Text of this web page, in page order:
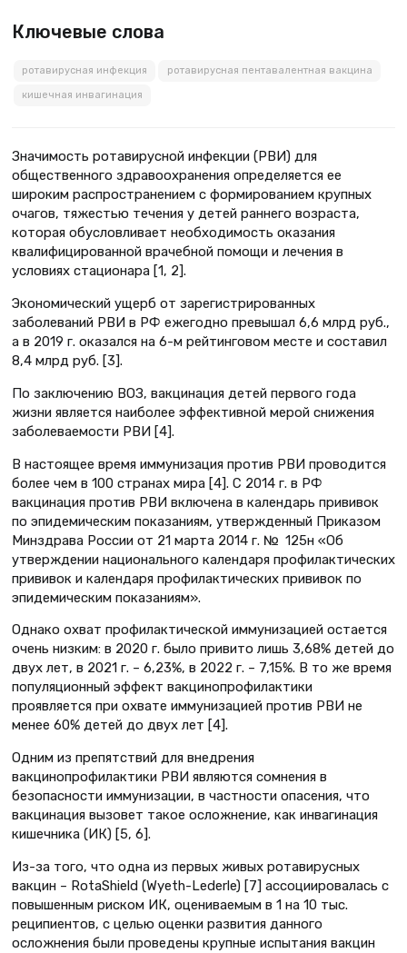
Ключевые слова
ротавирусная инфекция ротавирусная пентавалентная вакцина
кишечная инвагинация
Значимость ротавирусной инфекции (РВИ) для
общественного здравоохранения определяется ее
широким распространением с формированием крупных
очагов, тяжестью течения у детей раннего возраста,
которая обусловливает необходимость оказания
квалифицированной врачебной помощи и лечения в
условиях стационара [1, 2].
Экономический ущерб от зарегистрированных
заболеваний РВИ в РФ ежегодно превышал 6,6 млрд руб.,
а в 2019 г. оказался на 6-м рейтинговом месте и составил
8,4 млрд руб. [3].
По заключению ВОЗ, вакцинация детей первого года
жизни является наиболее эффективной мерой снижения
заболеваемости РВИ [4].
В настоящее время иммунизация против РВИ проводится
более чем в 100 странах мира [4]. С 2014 г. в РФ
вакцинация против РВИ включена в календарь прививок
по эпидемическим показаниям, утвержденный Приказом
Минздрава России от 21 марта 2014 г. № 125н «Об
утверждении национального календаря профилактических
прививок и календаря профилактических прививок по
эпидемическим показаниям».
Однако охват профилактической иммунизацией остается
очень низким: в 2020 г. было привито лишь 3,68% детей до
двух лет, в 2021 г. – 6,23%, в 2022 г. – 7,15%. В то же время
популяционный эффект вакцинопрофилактики
проявляется при охвате иммунизацией против РВИ не
менее 60% детей до двух лет [4].
Одним из препятствий для внедрения
вакцинопрофилактики РВИ являются сомнения в
безопасности иммунизации, в частности опасения, что
вакцинация вызовет такое осложнение, как инвагинация
кишечника (ИК) [5, 6].
Из-за того, что одна из первых живых ротавирусных
вакцин – RotaShield (Wyeth-Lederle) [7] ассоциировалась с
повышенным риском ИК, оцениваемым в 1 на 10 тыс.
реципиентов, с целью оценки развития данного
осложнения были проведены крупные испытания вакцин